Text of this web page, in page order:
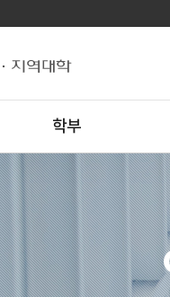
학부